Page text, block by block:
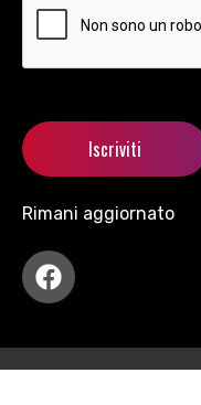
Rimani aggiornato